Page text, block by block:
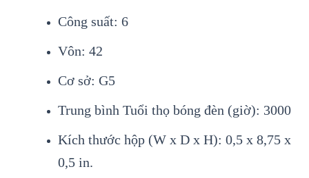
Công suất: 6
Vôn: 42
Cơ sở: G5
Trung bình Tuổi thọ bóng đèn (giờ): 3000
Kích thước hộp (W x D x H): 0,5 x 8,75 x
0,5 in.